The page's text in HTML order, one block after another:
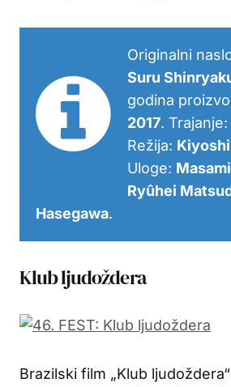
Originalni
Suru
godina
2017. Trajanje:
Režija:
Uloge:
Ryûhei
Hasegawa.
Klub ljudoždera
Brazilski film „Klub